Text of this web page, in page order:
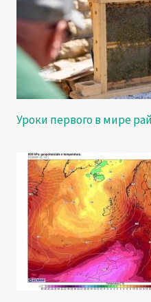
Уроки первого в мире